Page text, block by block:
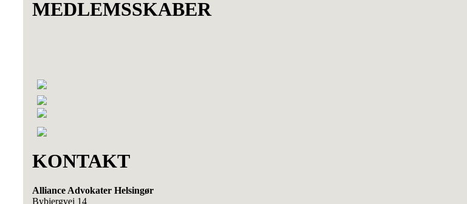
MEDLEMSSKABER
KONTAKT
Alliance Advokater Helsingør
Bybjergvej 14